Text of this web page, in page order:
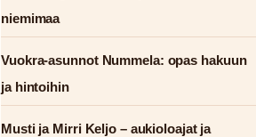
niemimaa
Vuokra-asunnot Nummela: opas hakuun
ja hintoihin
Musti ja Mirri Keljo – aukioloajat ja